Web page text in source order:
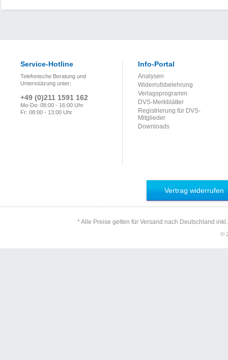
Service-Hotline
Telefonische Beratung und
Unterstützung unter:
+49 (0)211 1591 162
Mo-Do: 08:00 - 16:00 Uhr
Fr: 08:00 - 13:00 Uhr
Info-Portal
Analysen
Widerrufsbelehrung
Verlagsprogramm
DVS-Merkblätter
Registrierung für DVS-
Mitglieder
Downloads
Vertrag widerrufen
* Alle Preise gelten für Versand nach Deutschland
©